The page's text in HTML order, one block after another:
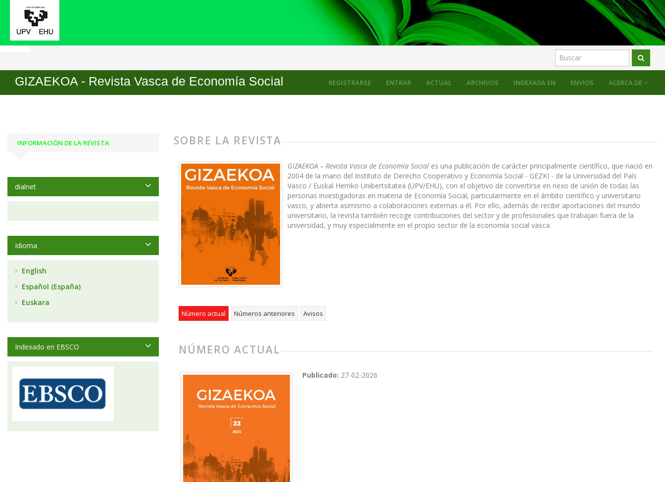
ACTUAL ARCHIVOS INDEXADA EN ENVÍOS ACERCA DE
REGISTRARSE ENTRAR
GIZAEKOA - Revista Vasca de Economía Social
Inicio GIZAEKOA - Revista Vasca de Economía Social
SOBRE LA REVISTA
GIZAEKOA – Revista Vasca de Economía Social es una publicación de carácter principalmente científico, que nació en
2004 de la mano del Instituto de Derecho Cooperativo y Economía Social - GEZKI - de la Universidad del País
Vasco / Euskal Herriko Unibertsitatea (UPV/EHU), con el objetivo de convertirse en nexo de unión de todas las
personas investigadoras en materia de Economía Social, particularmente en el ámbito científico y universitario
vasco, y abierta asimismo a colaboraciones externas a él. Por ello, además de recibir aportaciones del mundo
universitario, la revista también recoge contribuciones del sector y de profesionales que trabajan fuera de la
universidad, y muy especialmente en el propio sector de la economía social vasca.
Número actual Números anteriores Avisos
NÚMERO ACTUAL
Publicado: 27-02-2026
INFORMACIÓN DE LA REVISTA
dialnet
Idioma
English
Español (España)
Euskara
Indexado en EBSCO